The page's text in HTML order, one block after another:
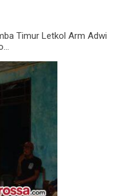
Timur Letkol Arm Adwi